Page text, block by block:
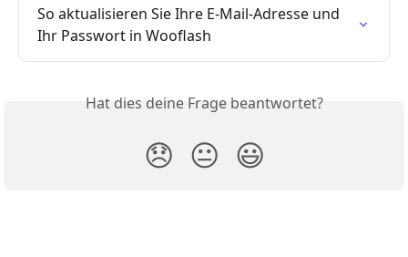
So aktualisieren Sie Ihre E-Mail-Adresse und
Ihr Passwort in Wooflash
Hat dies deine Frage beantwortet?
😞 😐 😃